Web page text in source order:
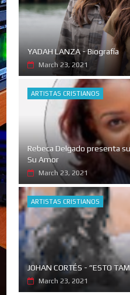
YADAH LANZA - Biografía
March 23, 2021
ARTISTAS CRISTIANOS
Rebeca Delgado presenta
Su Amor
March 23, 2021
ARTISTAS CRISTIANOS
JOHAN CORTÉS - ”ESTO
March 23, 2021